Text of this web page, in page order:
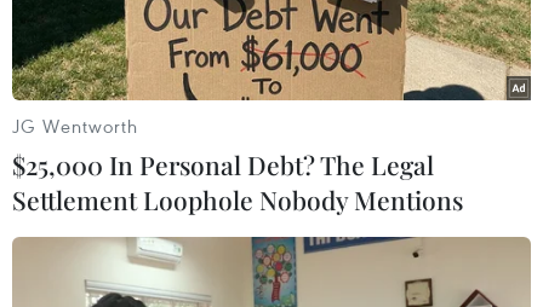
trắng...
JG Wentworth
$25,000 In Personal Debt? The Legal
Settlement Loophole Nobody Mentions